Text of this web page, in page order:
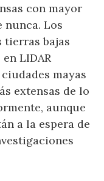
con mayor
nunca. Los
tierras bajas
LIDAR
mayas
extensas de lo
aunque
a la espera de